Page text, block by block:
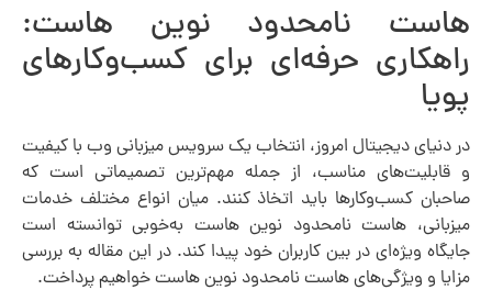
هاست نامحدود نوین هاست:
راهکاری حرفه‌ای برای کسب‌وکارهای
پویا
در دنیای دیجیتال امروز، انتخاب یک سرویس میزبانی وب با کیفیت
و قابلیت‌های مناسب، از جمله مهم‌ترین تصمیماتی است که
صاحبان کسب‌وکارها باید اتخاذ کنند. میان انواع مختلف خدمات
میزبانی، هاست نامحدود نوین هاست به‌خوبی توانسته است
جایگاه ویژه‌ای در بین کاربران خود پیدا کند. در این مقاله به بررسی
مزایا و ویژگی‌های هاست نامحدود نوین هاست خواهیم پرداخت.